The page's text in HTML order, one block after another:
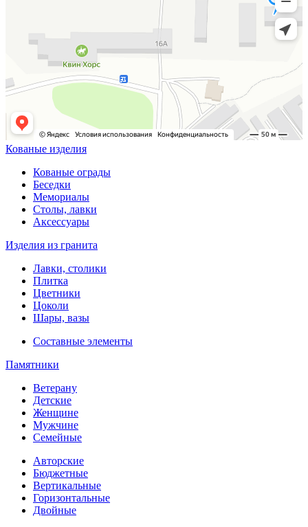
Кованые изделия
Кованые ограды
Беседки
Мемориалы
Столы, лавки
Аксессуары
Изделия из гранита
Лавки, столики
Плитка
Цветники
Цоколи
Шары, вазы
Составные элементы
Памятники
Ветерану
Детские
Женщине
Мужчине
Семейные
Авторские
Бюджетные
Вертикальные
Горизонтальные
Двойные